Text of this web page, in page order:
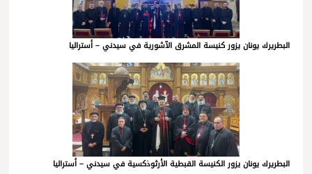
البطريرك يونان يزور كنيسة المشرق الآشورية في سيدني – أستراليا
البطريرك يونان يزور الكنيسة القبطية الأرثوذكسية في سيدني – أستراليا